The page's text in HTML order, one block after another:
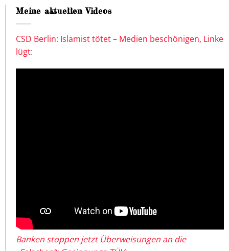
Meine aktuellen Videos
CSD Berlin: Islamist tötet – Medien beschönigen, Linke
lügt:
Banken stoppen jetzt Überweisungen an die